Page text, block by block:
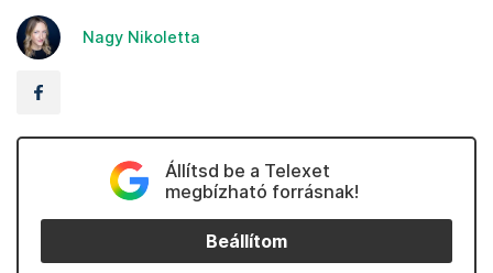
Nagy Nikoletta
Állítsd be a Telexet
megbízható forrásnak!
Beállítom